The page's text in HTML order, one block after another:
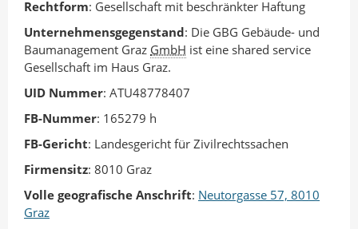
n
A
u
t
o
r
I
n
t
e
i
l
n
o
k
t
e
i
l
n
Rechtform: Gesellschaft mit beschränkter Haftung
Unternehmensgegenstand: Die GBG Gebäude- und
Baumanagement Graz GmbH ist eine shared service
Gesellschaft im Haus Graz.
UID Nummer: ATU48778407
FB-Nummer: 165279 h
FB-Gericht: Landesgericht für Zivilrechtssachen
Firmensitz: 8010 Graz
Volle geografische Anschrift: Neutorgasse 57, 8010
Graz